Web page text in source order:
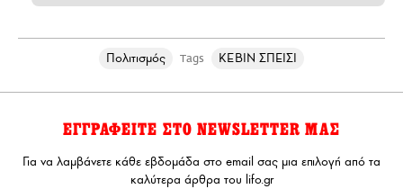
Πολιτισμός Tags ΚΕΒΙΝ ΣΠΕΙΣΙ
ΕΓΓΡΑΦΕΙΤΕ ΣΤΟ NEWSLETTER ΜΑΣ
Για να λαμβάνετε κάθε εβδομάδα στο email σας μια επιλογή από τα
καλύτερα άρθρα του lifo.gr